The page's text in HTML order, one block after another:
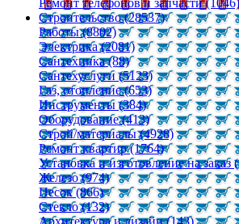
Ремонт телефонов и запчасти (1046)
Строительство (28537)
Работы (8802)
Электрика (2081)
Сантехника (88)
Сантехуслуги (5123)
Газ, отопление (653)
Инструменты (384)
Оборудование (413)
Строй/материалы (4928)
Ремонт квартир (1764)
Установка и изготовление на заказ
Железо (974)
Песок (866)
Стекло (132)
Архитектура и дизайн (143)